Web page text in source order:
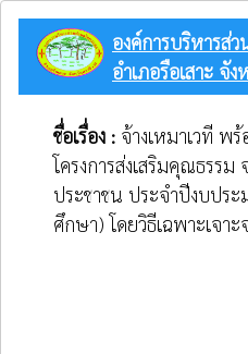
องค์การบริหารส่
อำเภอรือเสาะ จั
ชื่อเรื่อง : จ้างเหมาเวที พร้
โครงการส่งเสริมคุณธรร
ประชาชน ประจำปีงบปร
ศึกษา) โดยวิธีเฉพาะเจาะ